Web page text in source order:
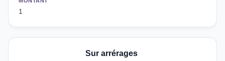
1
Sur arrérages